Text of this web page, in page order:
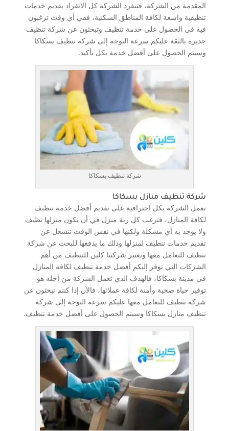
المقدمة من الشركة، فتنفرد الشركة كل الانفراد بقديم خدمات
تنظيفية واسعة لكافة المناطق السكنية، ففي أي وقت ترغبون
فيه في الحصول على خدمة تنظيف وتبحثون عن شركة تنظيف
جديرة بالثقة عليكم سرعة التوجه إلى شركة تنظيف بسكاكا
وسيتم الحصول على أفضل خدمة بكل تأكيد.
شركة تنظيف بسكاكا
شركة تنظيف منازل بسكاكا
تعمل الشركة بكل احترافية على تقديم أفضل خدمة تنظيف
لكافة المنازل، فترغب كل ربة منزل في أن يكون منزلها نظيف
ولا يوجد به أي مشكلة ولكنها في نفس الوقت تنشغل عن
تقديم خدمات تنظيف لمنزلها وذلك ما يدفعها للبحث عن شركة
تنظيف للتعامل معها وتعتبر شركتنا كلين للتنظيف من أهم
الشركات التي توفر إليكم أفضل خدمة تنظيف لكافة المنازل
في مدينة بسكاكا، فالهدف الذي تعمل الشركة من أجله هو
توفير حياة صحية وأمنة لكافة عملائها، فالآن إذا كنتم تبحثون عن
شركة تنظيف للتعامل معها عليكم سرعة التوجه إلى شركة
تنظيف منازل بسكاكا وسيتم الحصول على أفضل خدمة تنظيف.